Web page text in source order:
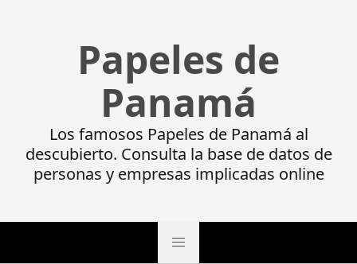
Papeles de
Panamá
Los famosos Papeles de Panamá al
descubierto. Consulta la base de datos de
personas y empresas implicadas online